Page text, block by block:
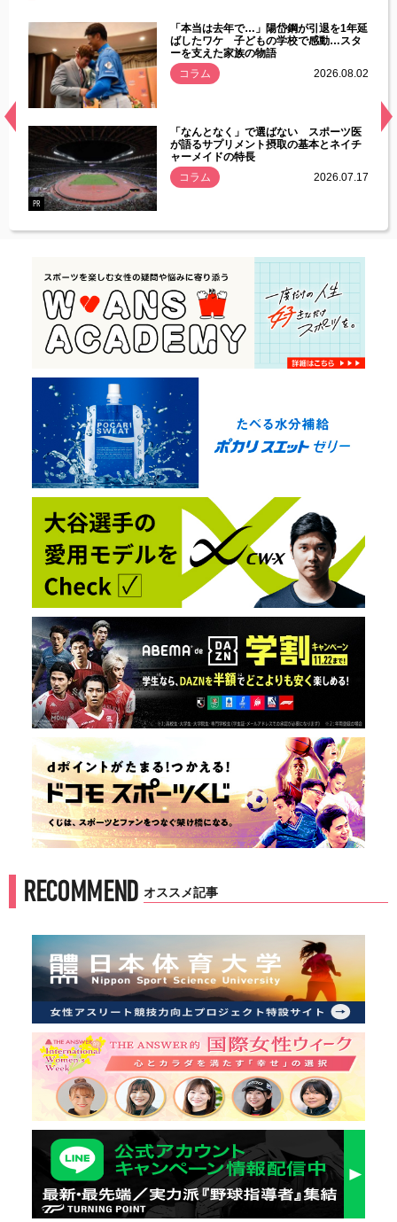
常
「本当は去年で…」陽岱鋼が引退を1年延
ばしたワケ 子どもの学校で感動…スタ
ーを支えた家族の物語
コラム
2026.08.02
PR
「なんとなく」で選ばない スポーツ医
が語るサプリメント摂取の基本とネイチ
ャーメイドの特長
コラム
2026.07.17
RECOMMEND オススメ記事